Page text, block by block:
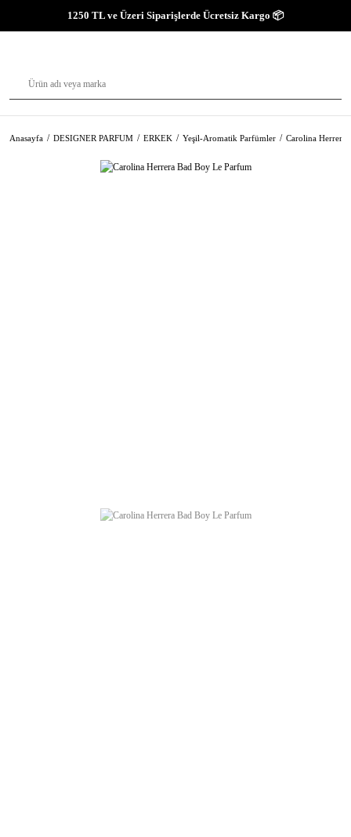
1250 TL ve Üzeri Siparişlerde Ücretsiz Kargo 📦
Anasayfa DESIGNER PARFUM ERKEK Yeşil-Aromatik Parfümler Carolina Herrera